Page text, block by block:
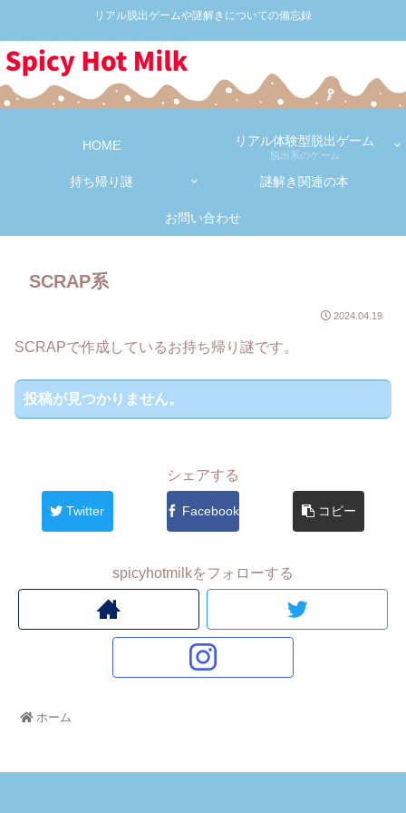
リアル脱出ゲームや謎解きについての備忘録
HOME リアル体験型脱出ゲーム
脱出系のゲーム
持ち帰り謎 謎解き関連の本
お問い合わせ
SCRAP系
2024.04.19
SCRAPで作成しているお持ち帰り謎です。
投稿が見つかりません。
シェアする
Twitter Facebook コピー
spicyhotmilkをフォローする
ホーム